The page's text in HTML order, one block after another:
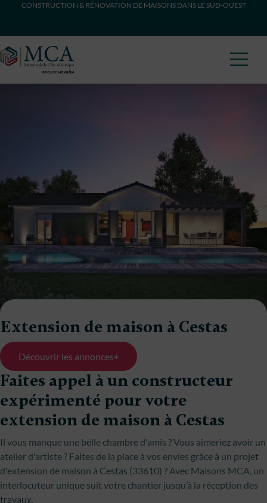
CONSTRUCTION & RÉNOVATION DE MAISONS DANS LE SUD-OUEST
Extension de maison à Cestas
Découvrir les annonces
Faites appel à un constructeur
expérimenté pour votre
extension de maison à Cestas
Il vous manque une belle chambre d'amis ? Vous aimeriez avoir un
atelier d'artiste ? Faites de la place à vos envies grâce à un projet
d'extension de maison à Cestas (33610) ? Avec Maisons MCA, un
interlocuteur unique suit votre chantier jusqu’à la réception des
travaux.